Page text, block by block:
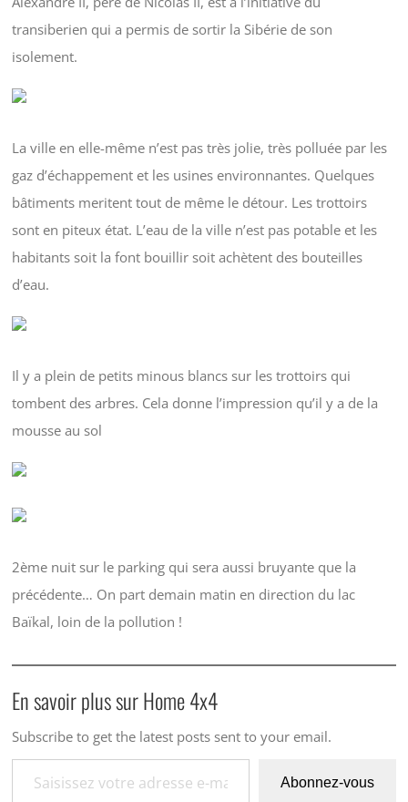
transiberien qui a permis de sortir la Sibérie de son
isolement.
La ville en elle-même n’est pas très jolie, très polluée par les
gaz d’échappement et les usines environnantes. Quelques
bâtiments meritent tout de même le détour. Les trottoirs
sont en piteux état. L’eau de la ville n’est pas potable et les
habitants soit la font bouillir soit achètent des bouteilles
d’eau.
Il y a plein de petits minous blancs sur les trottoirs qui
tombent des arbres. Cela donne l’impression qu’il y a de la
mousse au sol
2ème nuit sur le parking qui sera aussi bruyante que la
précédente… On part demain matin en direction du lac
Baïkal, loin de la pollution !
En savoir plus sur Home 4x4
Subscribe to get the latest posts sent to your email.
Saisissez votre adresse e-mail…
Abonnez-vous